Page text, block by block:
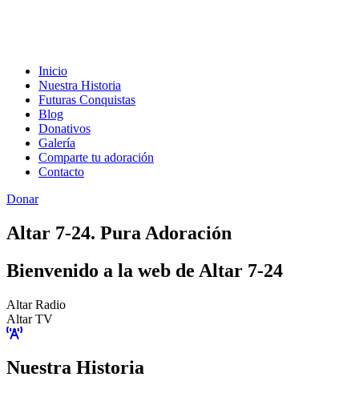
Inicio
Nuestra Historia
Futuras Conquistas
Blog
Donativos
Galería
Comparte tu adoración
Contacto
Donar
Altar 7-24. Pura Adoración
Bienvenido a la web de Altar 7-24
Altar Radio
Altar TV
Nuestra Historia